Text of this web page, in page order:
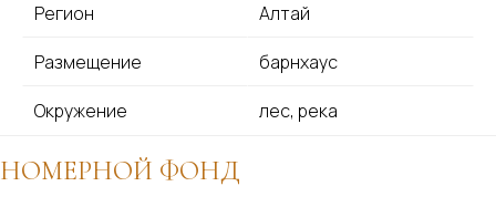
Регион
Алтай
Размещение
барнхаус
Окружение
лес, река
НОМЕРНОЙ ФОНД